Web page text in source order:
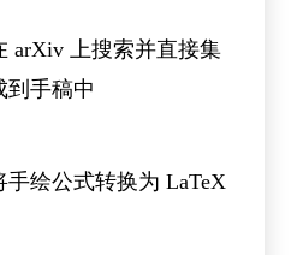
arXiv 上搜索并直接集
到手稿中
手绘公式转换为 LaTeX